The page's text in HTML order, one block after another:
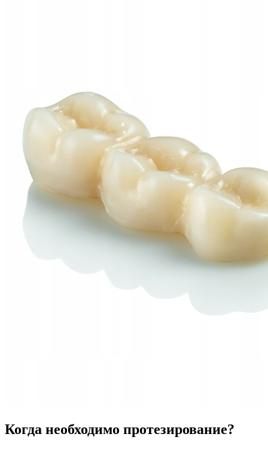
Когда необходимо протезирование?